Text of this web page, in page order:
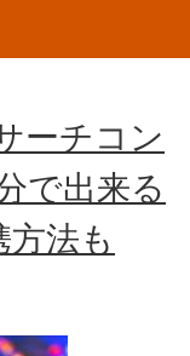
ーチコン
で出来る
法も